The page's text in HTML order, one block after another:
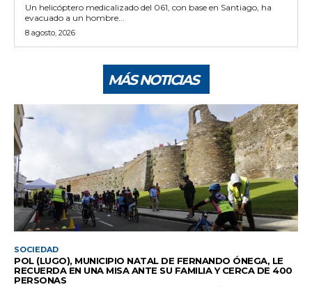
Un helicóptero medicalizado del 061, con base en Santiago, ha
evacuado a un hombre...
8 agosto, 2026
MÁS NOTICIAS
SOCIEDAD
POL (LUGO), MUNICIPIO NATAL DE FERNANDO ÓNEGA, LE
RECUERDA EN UNA MISA ANTE SU FAMILIA Y CERCA DE 400
PERSONAS